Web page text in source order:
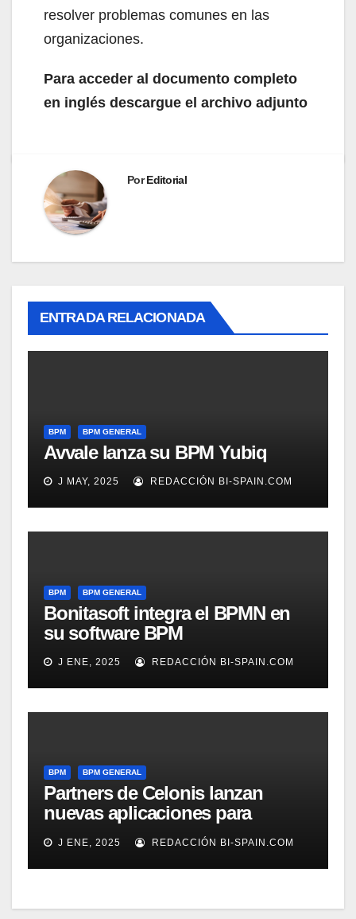
resolver problemas comunes en las
organizaciones.
Para acceder al documento completo
en inglés descargue el archivo adjunto
PorEditorial
ENTRADA RELACIONADA
BPM BPM GENERAL
Avvale lanza su BPM Yubiq
J MAY, 2025 REDACCIÓN BI-SPAIN.COM
BPM BPM GENERAL
Bonitasoft integra el BPMN en
su software BPM
J ENE, 2025 REDACCIÓN BI-SPAIN.COM
BPM BPM GENERAL
Partners de Celonis lanzan
nuevas aplicaciones para
automarizar migración a SAP o
Gestión de Reclamaciones en
Seguros
J ENE, 2025 REDACCIÓN BI-SPAIN.COM